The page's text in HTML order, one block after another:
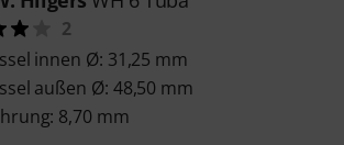
2
innen Ø: 31,25 mm
außen Ø: 48,50 mm
8,70 mm